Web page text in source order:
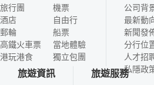
旅行團
酒店
郵輪
高鐵火車票
港玩港食
機票
自由行
船票
當地體驗
獨立包團
公司背
最新動
新聞發
分行位
人才招
私隱政
旅遊資訊 旅遊服務